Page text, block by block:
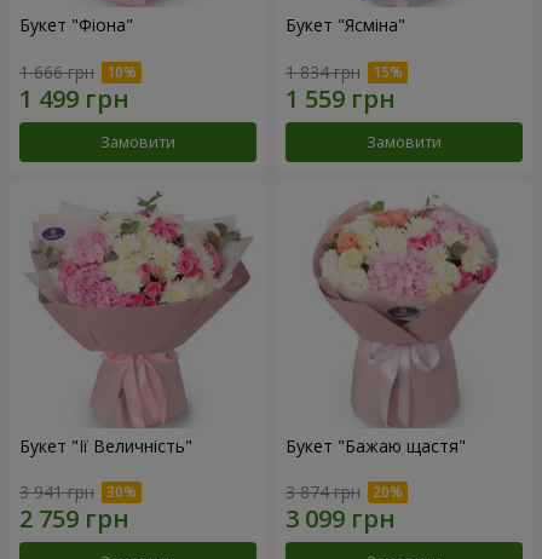
Букет "Фіона"
1 666 грн
Замовити
Букет "Ясміна"
1 834 грн
Замовити
Букет "Її Величність"
3 941 грн
Букет "Бажаю щастя"
3 874 грн